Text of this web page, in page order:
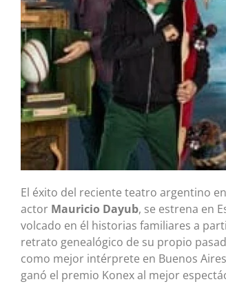
El éxito del reciente teatro argentino
actor Mauricio Dayub, se estrena en
volcado en él historias familiares a
retrato genealógico de su propio
como mejor intérprete en Buenos
ganó el premio Konex al mejor